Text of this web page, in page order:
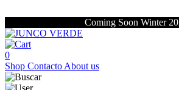
Coming Soon Winter
0
Shop Contacto About us